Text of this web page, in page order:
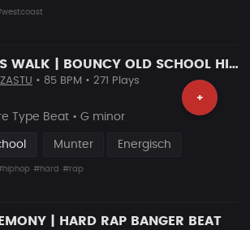
BOSS WALK | BOUNCY OLD SCHOOL HIP HOP BANGER
+
• 85 BPM • 271 Plays
Type Beat • G minor
Munter Energisch
#hard #rap
| HARD RAP BANGER BEAT